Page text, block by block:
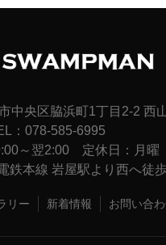
中央区脇浜町1丁目2-2 西
：078-585-6995
～翌2:00 定休日：月曜
鉄本線 岩屋駅より西へ徒
リー 新着情報 お問い合